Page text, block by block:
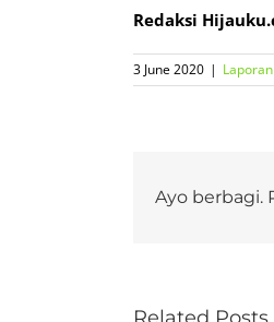
Redaksi
3 June 2020 |
Ayo berbagi.